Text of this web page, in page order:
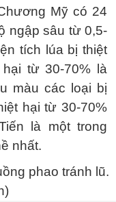
Mỹ có 24
ngập sâu từ 0,5-
tích lúa bị thiệt
từ 30-70% là
màu các loại bị
hại từ 30-70%
là một trong
nhất.